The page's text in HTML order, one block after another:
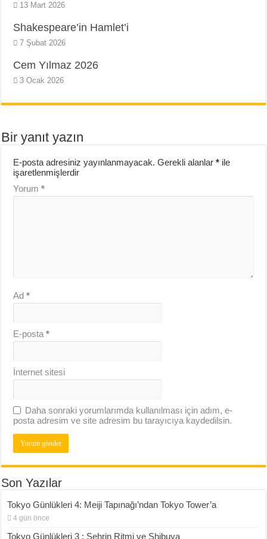
13 Mart 2026
Shakespeare’in Hamlet’i
7 Şubat 2026
Cem Yılmaz 2026
3 Ocak 2026
Bir yanıt yazın
E-posta adresiniz yayınlanmayacak. Gerekli alanlar* ile
işaretlenmişlerdir
Yorum*
Ad*
E-posta*
İnternet sitesi
Daha sonraki yorumlarımda kullanılması için adım, e-
posta adresim ve site adresim bu tarayıcıya kaydedilsin.
Son Yazılar
Tokyo Günlükleri 4: Meiji Tapınağı’ndan Tokyo Tower’a
4 gün önce
Tokyo Günlükleri 3 : Şehrin Ritmi ve Shibuya